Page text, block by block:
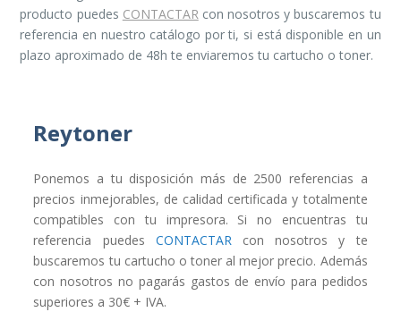
producto puedes CONTACTARcon nosotros y buscaremos tu
referencia en nuestro catálogo por ti, si está disponible en un
plazo aproximado de 48h te enviaremos tu cartucho o toner.
Reytoner
Ponemos a tu disposición más de 2500 referencias a
precios inmejorables, de calidad certificada y totalmente
compatibles con tu impresora. Si no encuentras tu
referencia puedes CONTACTARcon nosotros y te
buscaremos tu cartucho o toner al mejor precio. Además
con nosotros no pagarás gastos de envío para pedidos
superiores a 30€ + IVA.